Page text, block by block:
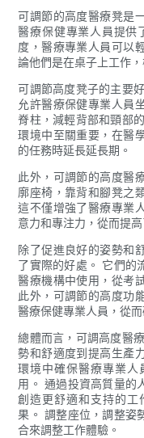
可調節的高度醫療凳是
醫療保健專業人員提供
度，醫療專業人員可以
論他們是在桌子上工作
可調節高度凳子的主要
允許醫療保健專業人員
脊柱，減輕背部和頸部
環境中至關重要，在醫
的任務時延長延長期。
此外，可調節的高度醫
廓座椅，靠背和腳凳之
這不僅增強了醫療專業
意力和專注力，從而提
除了促進良好的姿勢和
了實際的好處。 它們的
醫療機構中使用，從考
此外，可調節的高度功
醫療保健專業人員，從
總體而言，可調高度醫
勢和舒適度到提高生產
環境中確保醫療專業人
用。 通過投資高質量的
創造更舒適和支持的工
果。 調整座位，調整姿
合來調整工作體驗。